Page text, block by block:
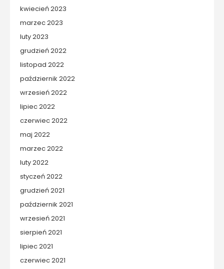
kwiecień 2023
marzec 2023
luty 2023
grudzień 2022
listopad 2022
październik 2022
wrzesień 2022
lipiec 2022
czerwiec 2022
maj 2022
marzec 2022
luty 2022
styczeń 2022
grudzień 2021
październik 2021
wrzesień 2021
sierpień 2021
lipiec 2021
czerwiec 2021